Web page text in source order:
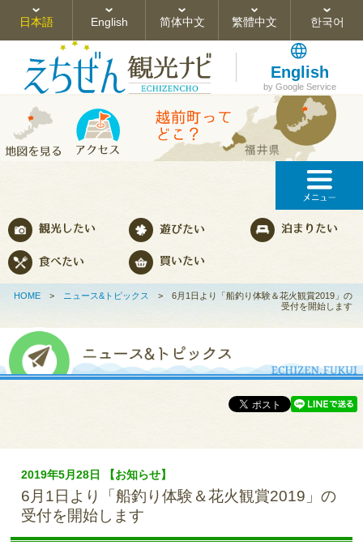
日本語 English 简体中文 繁體中文 한국어
English
by Google Service
HOME> ニュース&トピックス > 6月1日より「船釣り体験＆花火観賞2019」の
受付を開始します
2019年5月28日 【お知らせ】
6月1日より「船釣り体験＆花火観賞2019」の
受付を開始します